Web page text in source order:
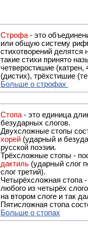
Строфа - это объединение двух
или общую систему рифм, и регулярно или периодически
стихотворений делятся на строфы и т.о. являются строфическими.
такие стихи принято называть астрофическими. Самая популярная строфа в русской поэзии -
четверостишие
(дистих), трёхстишие
Больше о строфах
Стопа - это единица
безударных слогов.
Двухсложные стопы
хорей (ударный и
русской поэзии.
Трёхсложные стопы -
дактиль (ударный слог
слог третий).
Четырёхсложная стопа
любого из четырёх
на втором слоге и так
Пятисложная стопа
Больше о стопах